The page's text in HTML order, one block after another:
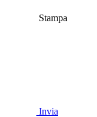
Stampa
Invia